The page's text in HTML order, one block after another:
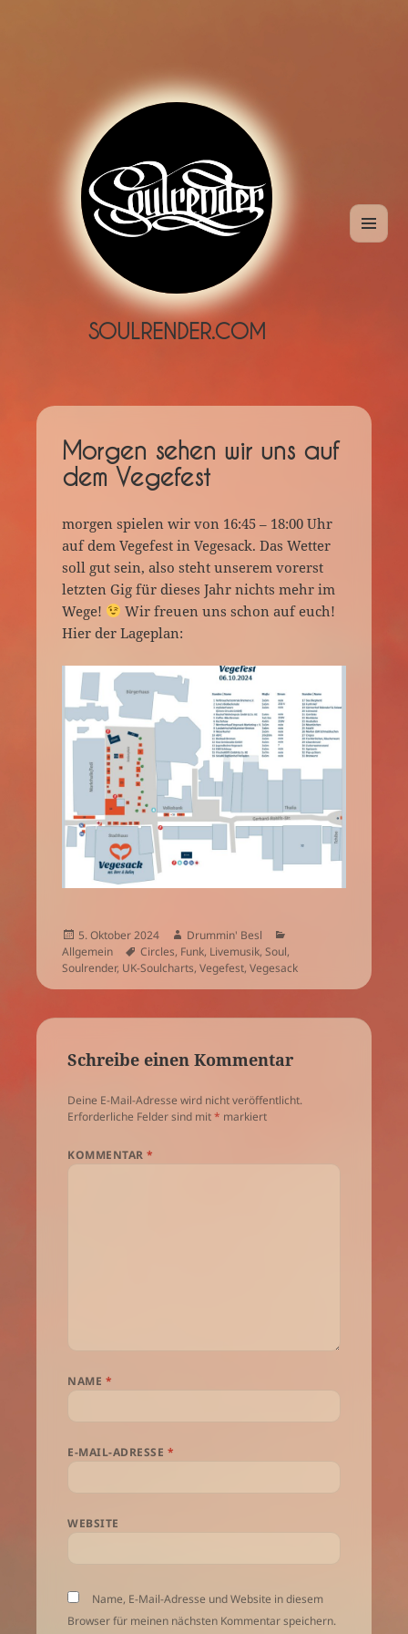
SOULRENDER.COM
Morgen sehen wir uns auf
dem Vegefest
morgen spielen wir von 16:45 – 18:00 Uhr
auf dem Vegefest in Vegesack. Das Wetter
soll gut sein, also steht unserem vorerst
letzten Gig für dieses Jahr nichts mehr im
Wege!
Wir freuen uns schon auf euch!
Hier der Lageplan:
Veröffentlicht
am
5. Oktober 2024 Autor
Drummin' Besl
Allgemein
Schlagwörter
Circles, Funk, Livemusik,Soul,
Soulrender, UK-Soulcharts,Vegefest,Vegesack
Schreibe einen Kommentar
Deine E-Mail-Adresse wird nicht veröffentlicht.
Erforderliche Felder sind mit* markiert
KOMMENTAR*
NAME *
E-MAIL-ADRESSE *
WEBSITE
Name, E-Mail-Adresse und Website in diesem
Browser für meinen nächsten Kommentar speichern.